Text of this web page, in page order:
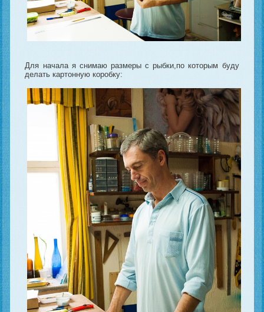
Для начала я снимаю размеры с рыбки,по которым буду
делать картонную коробку: